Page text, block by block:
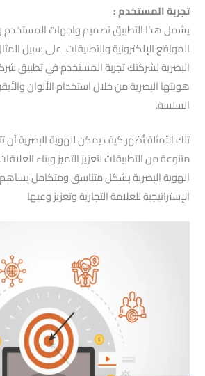
تجربة المستخدم :
يشمل هذا التطبيق تصميم واجهات المستخدم
المواقع الإلكترونية والتطبيقات. على سبيل
هويتها البصرية من خلال استخدام الألوان
السلسة.
تلك الأمثلة تُظهر كيف يمكن للهوية البصرية
متنوعة من التطبيقات لتعزيز التميز وبناء
الهوية البصرية بشكل متناسق ومتكامل
الإستراتيجية للعلامة التجارية وتعزيز وعيها